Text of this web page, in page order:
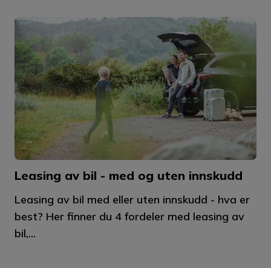
Leasing av bil - med og uten innskudd
Leasing av bil med eller uten innskudd - hva er
best? Her finner du 4 fordeler med leasing av
bil,...